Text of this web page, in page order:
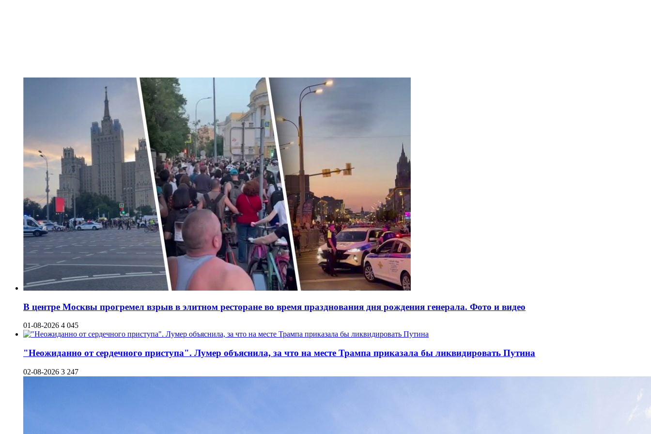
В центре Москвы прогремел взрыв в элитном ресторане во время празднования дня рождения генерала. Фото и видео
01-08-2026 4 045
"Неожиданно от сердечного приступа". Лумер объяснила, за что на месте Трампа приказала бы ликвидировать Путина
02-08-2026 3 247